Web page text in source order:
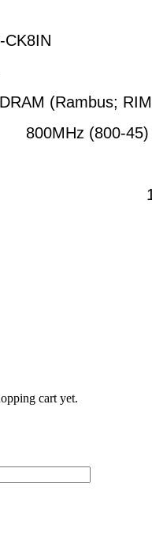
(Rambus;
800MHz (800-45)
cart yet.